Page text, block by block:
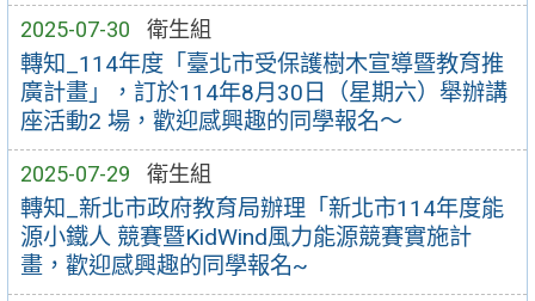
2025-07-30 衛生組
轉知_114年度「臺北市受保護樹木宣導暨教育推
廣計畫」，訂於114年8月30日（星期六）舉辦講
座活動2 場，歡迎感興趣的同學報名～
2025-07-29 衛生組
轉知_新北市政府教育局辦理「新北市114年度能
源小鐵人 競賽暨KidWind風力能源競賽實施計
畫，歡迎感興趣的同學報名~